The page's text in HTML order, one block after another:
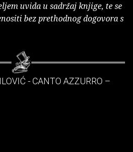
uvida u sadržaj knjige, te se
bez prethodnog dogovora s
- CANTO AZZURRO –